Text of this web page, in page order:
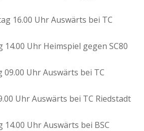
16.00 Uhr Auswärts bei TC
14.00 Uhr Heimspiel gegen SC80
Uhr Auswärts bei TC
Uhr Auswärts bei TC Riedstadt
14.00 Uhr Auswärts bei BSC